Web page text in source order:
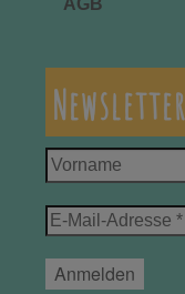
AGB
Newsletter
Vorname
E-
Mail-
Adresse
*